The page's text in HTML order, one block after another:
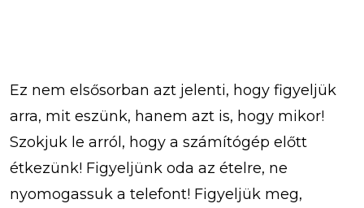
Ez nem elsősorban azt jelenti, hogy figyeljük
arra, mit eszünk, hanem azt is, hogy mikor!
Szokjuk le arról, hogy a számítógép előtt
étkezünk! Figyeljünk oda az ételre, ne
nyomogassuk a telefont! Figyeljük meg,